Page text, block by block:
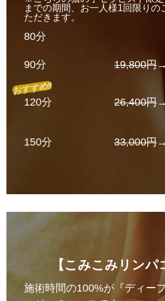
までの期間、お一人様1回限りの
ただきます。
80分
90分 19,800円
おすすめ!!
120分 26,400円
150分 33,000円
【こみこみリンパ
施術時間の100%が『ディー